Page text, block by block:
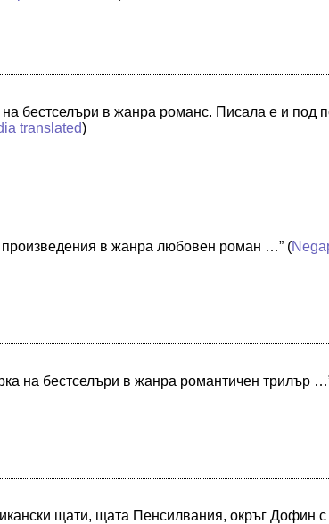
на бестселъри в жанра романс. Писала е и
translated)
произведения в жанра любовен роман …” (
на бестселъри в жанра романтичен трилър
щати, щата Пенсилвания, окръг Дофин